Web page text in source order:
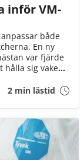
inför VM-
både
En ny
var fjärde
sig vaken,
2 min lästid